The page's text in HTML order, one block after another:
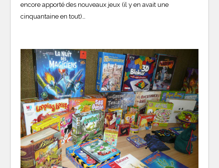
encore apporté des nouveaux jeux (il y en avait une
cinquantaine en tout)…